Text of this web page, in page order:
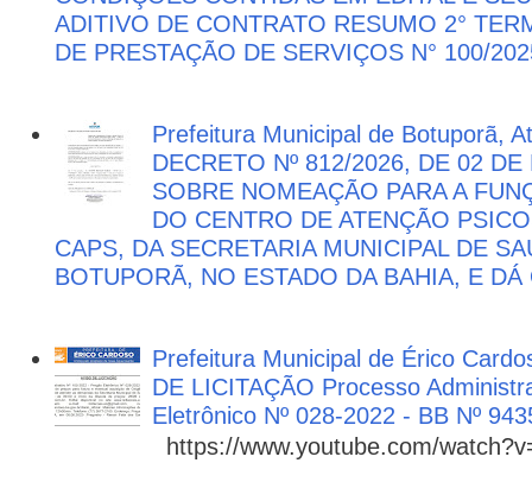
ADITIVO DE CONTRATO RESUMO 2°
DE PRESTAÇÃO DE SERVIÇOS N° 100/
Prefeitura Municipal de Botuporã,
DECRETO Nº 812/2026, DE 02
SOBRE NOMEAÇÃO PARA A
DO CENTRO DE ATENÇÃO
CAPS, DA SECRETARIA MUNICIPAL DE
BOTUPORÃ, NO ESTADO DA BAHIA, E
Prefeitura Municipal de Érico
DE LICITAÇÃO Processo
Eletrônico Nº 028-2022 - BB Nº
https://www.youtube.com/